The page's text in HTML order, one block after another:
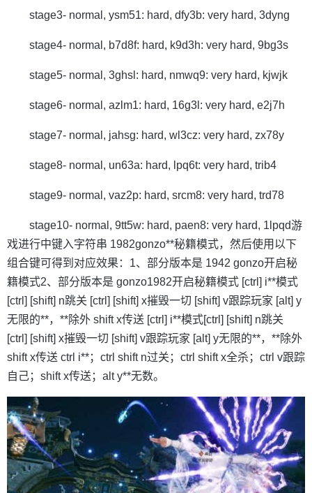
stage3- normal, ysm51: hard, dfy3b: very hard, 3dyng
stage4- normal, b7d8f: hard, k9d3h: very hard, 9bg3s
stage5- normal, 3ghsl: hard, nmwq9: very hard, kjwjk
stage6- normal, azlm1: hard, 16g3l: very hard, e2j7h
stage7- normal, jahsg: hard, wl3cz: very hard, zx78y
stage8- normal, un63a: hard, lpq6t: very hard, trib4
stage9- normal, vaz2p: hard, srcm8: very hard, trd78
stage10- normal, 9tt5w: hard, paen8: very hard, 1lpqd游
戏进行中键入字符串 1982gonzo**秘籍模式，然后使用以下
组合键可得到对应效果：1、部分版本是 1942 gonzo开启秘
籍模式2、部分版本是 gonzo1982开启秘籍模式 [ctrl] i**模式
[ctrl] [shift] n跳关 [ctrl] [shift] x摧毁一切 [shift] v跟踪玩家 [alt] y
无限的**，**除外 shift x传送 [ctrl] i**模式[ctrl] [shift] n跳关
[ctrl] [shift] x摧毁一切 [shift] v跟踪玩家 [alt] y无限的**，**除外
shift x传送 ctrl i**；ctrl shift n过关；ctrl shift x全杀；ctrl v跟踪
自己；shift x传送；alt y**无数。